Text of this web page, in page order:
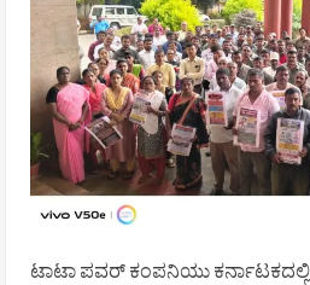
ಟಾಟಾ ಪವರ್ ಕಂಪನಿಯು